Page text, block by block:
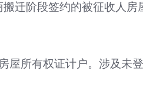
迁阶段签约的被征收人房
屋所有权证计户。涉及未